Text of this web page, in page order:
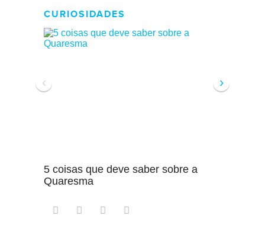
CURIOSIDADES
5 coisas que deve saber sobre a
Quaresma
‹ ›